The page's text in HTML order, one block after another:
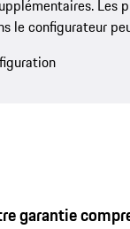
Les
le configurateur
garantie